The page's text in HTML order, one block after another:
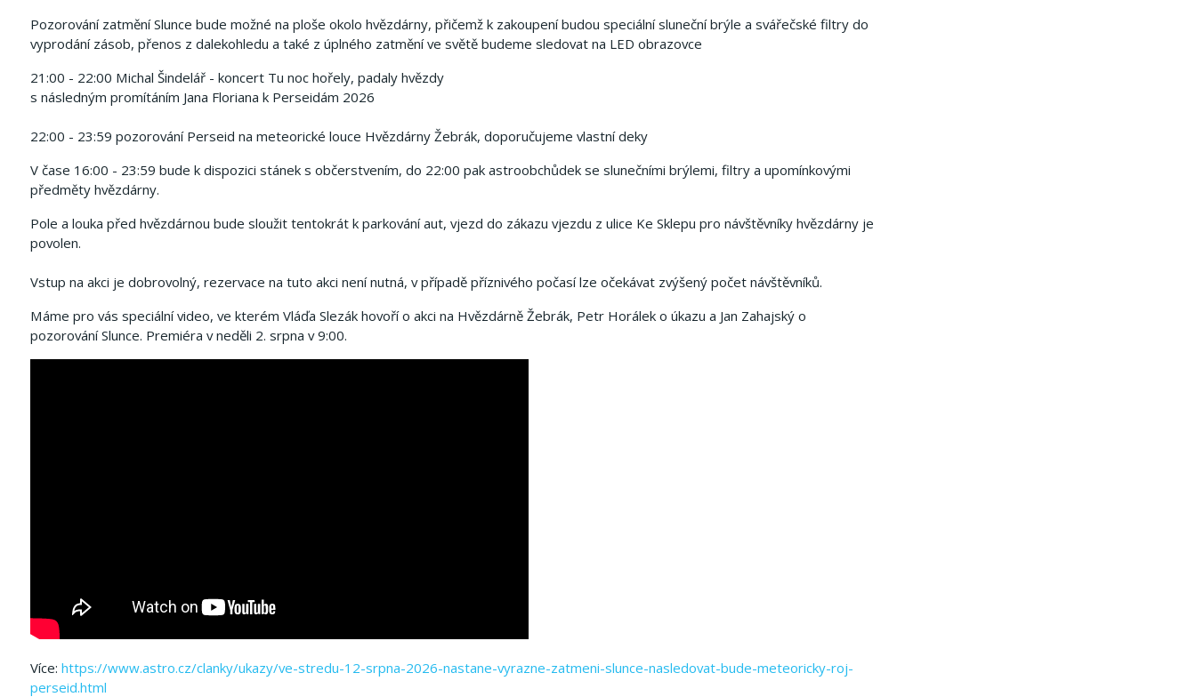
Pozorování zatmění Slunce bude možné na ploše okolo hvězdárny, přičemž k zakoupení budou speciální sluneční brýle a svářečské filtry do
vyprodání zásob, přenos z dalekohledu a také z úplného zatmění ve světě budeme sledovat na LED obrazovce
21:00 - 22:00 Michal Šindelář - koncert Tu noc hořely, padaly hvězdy
s následným promítáním Jana Floriana k Perseidám 2026
22:00 - 23:59 pozorování Perseid na meteorické louce Hvězdárny Žebrák, doporučujeme vlastní deky
V čase 16:00 - 23:59 bude k dispozici stánek s občerstvením, do 22:00 pak astroobchůdek se slunečními brýlemi, filtry a upomínkovými
předměty hvězdárny.
Pole a louka před hvězdárnou bude sloužit tentokrát k parkování aut, vjezd do zákazu vjezdu z ulice Ke Sklepu pro návštěvníky hvězdárny je
povolen.
Vstup na akci je dobrovolný, rezervace na tuto akci není nutná, v případě příznivého počasí lze očekávat zvýšený počet návštěvníků.
Máme pro vás speciální video, ve kterém Vláďa Slezák hovoří o akci na Hvězdárně Žebrák, Petr Horálek o úkazu a Jan Zahajský o
pozorování Slunce. Premiéra v neděli 2. srpna v 9:00.
Více: https://www.astro.cz/clanky/ukazy/ve-stredu-12-srpna-2026-nastane-vyrazne-zatmeni-slunce-nasledovat-bude-meteoricky-roj-
perseid.html